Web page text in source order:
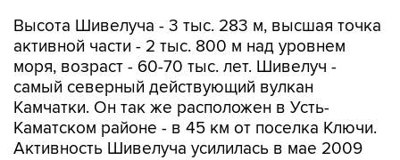
Высота Шивелуча - 3 тыс. 283 м, высшая точка
активной части - 2 тыс. 800 м над уровнем
моря, возраст - 60-70 тыс. лет. Шивелуч -
самый северный действующий вулкан
Камчатки. Он так же расположен в Усть-
Каматском районе - в 45 км от поселка Ключи.
Активность Шивелуча усилилась в мае 2009